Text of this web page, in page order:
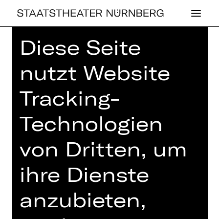
Home>Haus >Künstler*innen
OPER
MARIA PRE­SCHEL
Diese Seite
nutzt Website
Tracking-
Technologien
von Dritten, um
ihre Dienste
anzubieten,